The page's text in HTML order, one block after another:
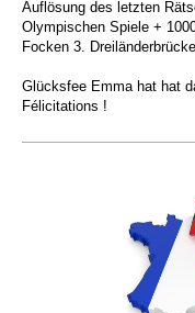
Auflösung des letzten
Olympischen Spiele +
Focken 3.
Glücksfee Emma hat hat
Félicitations !